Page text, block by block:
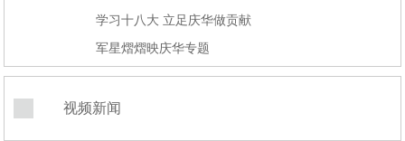
学习十八大 立足庆华做贡献
军星熠熠映庆华专题
视频新闻